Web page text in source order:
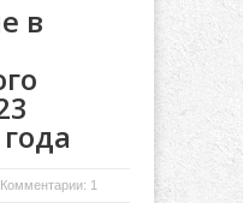
в
Комментарии: 1